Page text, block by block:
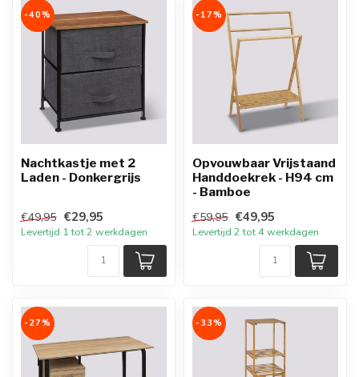
-40%
Nachtkastje met 2
Laden - Donkergrijs
€49,95 €29,95
Levertijd 1 tot 2 werkdagen
-17%
Opvouwbaar Vrijstaand
Handdoekrek - H94 cm
- Bamboe
€59,95 €49,95
Levertijd 2 tot 4 werkdagen
-27% -33%